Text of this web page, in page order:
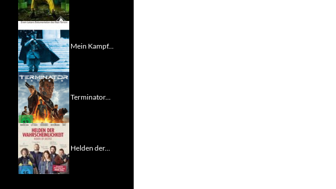
Mein Kampf...
Terminator...
Helden der...